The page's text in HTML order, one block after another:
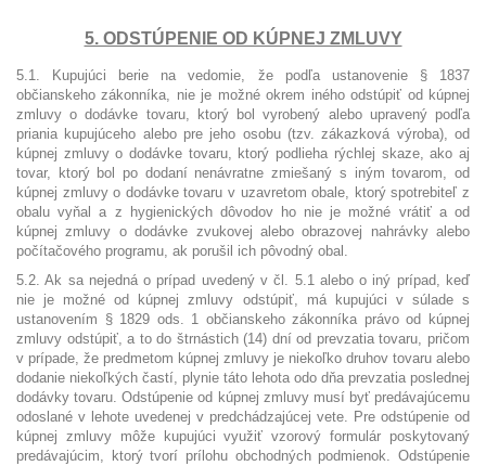
5. ODSTÚPENIE OD KÚPNEJ ZMLUVY
5.1. Kupujúci berie na vedomie, že podľa ustanovenie § 1837
občianskeho zákonníka, nie je možné okrem iného odstúpiť od kúpnej
zmluvy o dodávke tovaru, ktorý bol vyrobený alebo upravený podľa
priania kupujúceho alebo pre jeho osobu (tzv. zákazková výroba), od
kúpnej zmluvy o dodávke tovaru, ktorý podlieha rýchlej skaze, ako aj
tovar, ktorý bol po dodaní nenávratne zmiešaný s iným tovarom, od
kúpnej zmluvy o dodávke tovaru v uzavretom obale, ktorý spotrebiteľ z
obalu vyňal a z hygienických dôvodov ho nie je možné vrátiť a od
kúpnej zmluvy o dodávke zvukovej alebo obrazovej nahrávky alebo
počítačového programu, ak porušil ich pôvodný obal.
5.2. Ak sa nejedná o prípad uvedený v čl. 5.1 alebo o iný prípad, keď
nie je možné od kúpnej zmluvy odstúpiť, má kupujúci v súlade s
ustanovením § 1829 ods. 1 občianskeho zákonníka právo od kúpnej
zmluvy odstúpiť, a to do štrnástich (14) dní od prevzatia tovaru, pričom
v prípade, že predmetom kúpnej zmluvy je niekoľko druhov tovaru alebo
dodanie niekoľkých častí, plynie táto lehota odo dňa prevzatia poslednej
dodávky tovaru. Odstúpenie od kúpnej zmluvy musí byť predávajúcemu
odoslané v lehote uvedenej v predchádzajúcej vete. Pre odstúpenie od
kúpnej zmluvy môže kupujúci využiť vzorový formulár poskytovaný
predávajúcim, ktorý tvorí prílohu obchodných podmienok. Odstúpenie